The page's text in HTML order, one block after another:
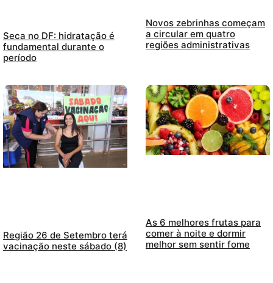
Seca no DF: hidratação é
fundamental durante o
período
Novos zebrinhas começam
a circular em quatro
regiões administrativas
Região 26 de Setembro terá
vacinação neste sábado (8)
As 6 melhores frutas para
comer à noite e dormir
melhor sem sentir fome